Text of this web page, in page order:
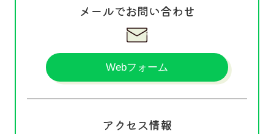
メールでお問い合わせ
Webフォーム
アクセス情報